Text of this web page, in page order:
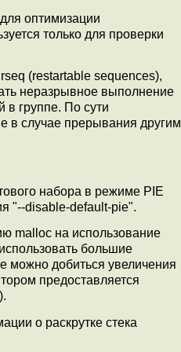
оптимизации
только для проверки
(restartable sequences),
неразрывное выполнение
в группе. По сути
в случае прерывания другим
набора в режиме PIE
"--disable-default-pie".
malloc на использование
большие
можно добиться увеличения
предоставляется
о раскрутке стека